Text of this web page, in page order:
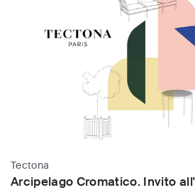
Tectona
Arcipelago Cromatico. Invito